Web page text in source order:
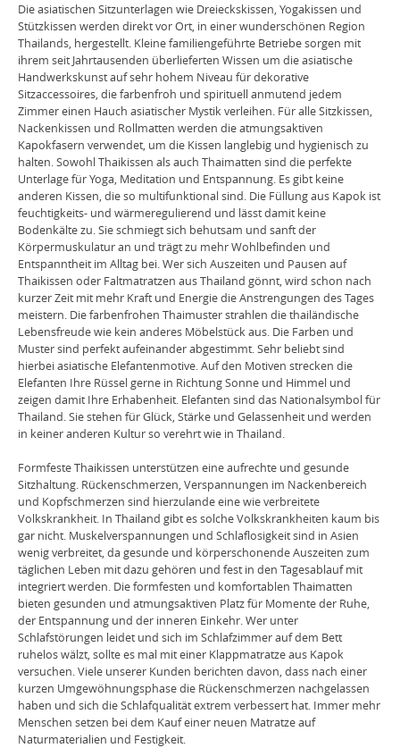
Die asiatischen Sitzunterlagen wie Dreieckskissen, Yogakissen und
Stützkissen werden direkt vor Ort, in einer wunderschönen Region
Thailands, hergestellt. Kleine familiengeführte Betriebe sorgen mit
ihrem seit Jahrtausenden überlieferten Wissen um die asiatische
Handwerkskunst auf sehr hohem Niveau für dekorative
Sitzaccessoires, die farbenfroh und spirituell anmutend jedem
Zimmer einen Hauch asiatischer Mystik verleihen. Für alle Sitzkissen,
Nackenkissen und Rollmatten werden die atmungsaktiven
Kapokfasern verwendet, um die Kissen langlebig und hygienisch zu
halten. Sowohl Thaikissen als auch Thaimatten sind die perfekte
Unterlage für Yoga, Meditation und Entspannung. Es gibt keine
anderen Kissen, die so multifunktional sind. Die Füllung aus Kapok ist
feuchtigkeits- und wärmeregulierend und lässt damit keine
Bodenkälte zu. Sie schmiegt sich behutsam und sanft der
Körpermuskulatur an und trägt zu mehr Wohlbefinden und
Entspanntheit im Alltag bei. Wer sich Auszeiten und Pausen auf
Thaikissen oder Faltmatratzen aus Thailand gönnt, wird schon nach
kurzer Zeit mit mehr Kraft und Energie die Anstrengungen des Tages
meistern. Die farbenfrohen Thaimuster strahlen die thailändische
Lebensfreude wie kein anderes Möbelstück aus. Die Farben und
Muster sind perfekt aufeinander abgestimmt. Sehr beliebt sind
hierbei asiatische Elefantenmotive. Auf den Motiven strecken die
Elefanten Ihre Rüssel gerne in Richtung Sonne und Himmel und
zeigen damit Ihre Erhabenheit. Elefanten sind das Nationalsymbol für
Thailand. Sie stehen für Glück, Stärke und Gelassenheit und werden
in keiner anderen Kultur so verehrt wie in Thailand.
Formfeste Thaikissen unterstützen eine aufrechte und gesunde
Sitzhaltung. Rückenschmerzen, Verspannungen im Nackenbereich
und Kopfschmerzen sind hierzulande eine wie verbreitete
Volkskrankheit. In Thailand gibt es solche Volkskrankheiten kaum bis
gar nicht. Muskelverspannungen und Schlaflosigkeit sind in Asien
wenig verbreitet, da gesunde und körperschonende Auszeiten zum
täglichen Leben mit dazu gehören und fest in den Tagesablauf mit
integriert werden. Die formfesten und komfortablen Thaimatten
bieten gesunden und atmungsaktiven Platz für Momente der Ruhe,
der Entspannung und der inneren Einkehr. Wer unter
Schlafstörungen leidet und sich im Schlafzimmer auf dem Bett
ruhelos wälzt, sollte es mal mit einer Klappmatratze aus Kapok
versuchen. Viele unserer Kunden berichten davon, dass nach einer
kurzen Umgewöhnungsphase die Rückenschmerzen nachgelassen
haben und sich die Schlafqualität extrem verbessert hat. Immer mehr
Menschen setzen bei dem Kauf einer neuen Matratze auf
Naturmaterialien und Festigkeit.